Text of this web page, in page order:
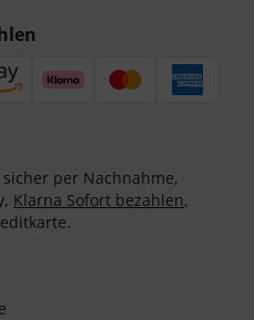
per Nachnahme,
Klarna Sofort bezahlen,